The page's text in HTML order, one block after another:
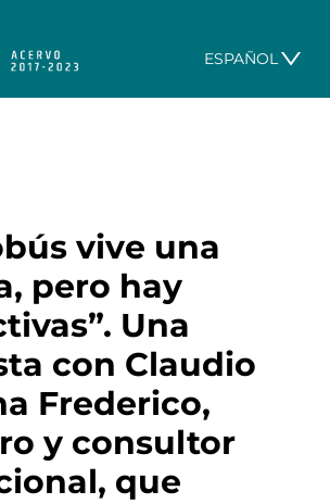
ESPAÑOL
vive una
pero hay
Una
con Claudio
Frederico,
y consultor
que